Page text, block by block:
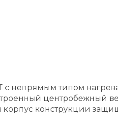
непрямым типом
центробежный
конструкции